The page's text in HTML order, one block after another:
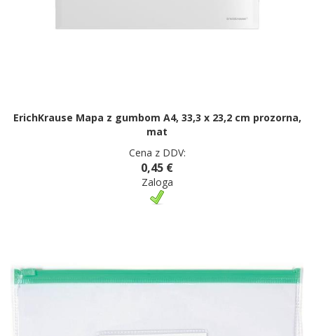
ErichKrause Mapa z gumbom A4, 33,3 x 23,2 cm prozorna,
mat
Cena z DDV:
0,45 €
Zaloga